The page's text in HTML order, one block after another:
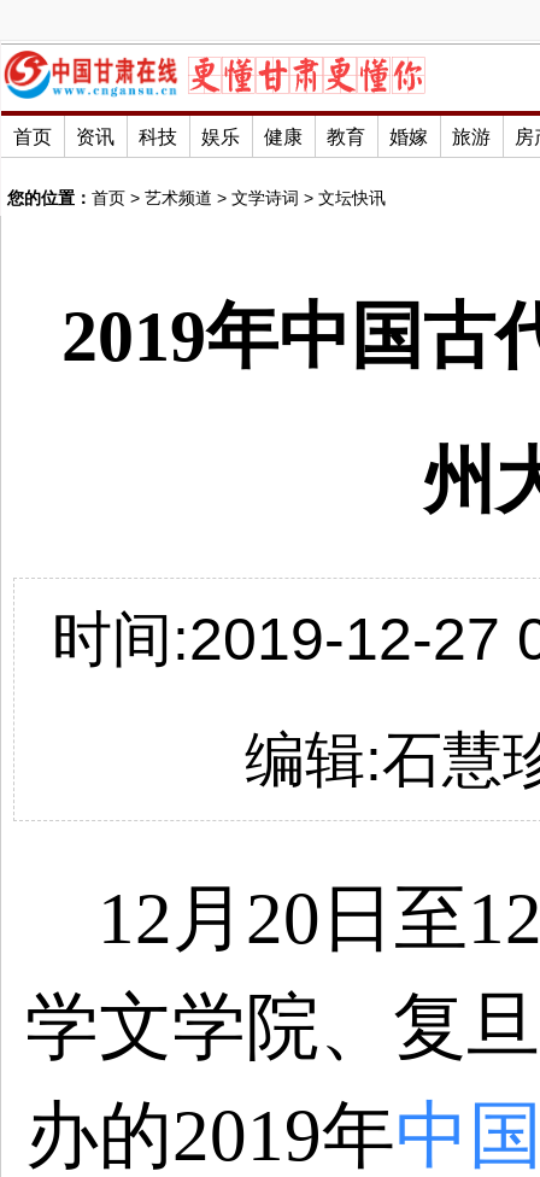
首页 资讯 科技 娱乐 健康 教育 婚嫁 旅游 房
您的位置： 首页 > 艺术频道 > 文学诗词 > 文坛快讯
2019年中国古
州
时间:2019-12-27
编辑:石慧
12月20日至
学文学院、复
办的2019年中